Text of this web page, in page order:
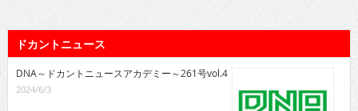
ドカントニュース
DNA～ドカントニュースアカデミー～261号vol.4
2024/6/3